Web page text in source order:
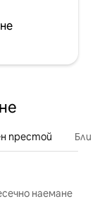
престой
наемане